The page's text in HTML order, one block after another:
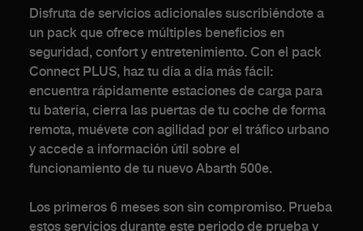
Disfruta de servicios adicionales suscribiéndote a
un pack que ofrece múltiples beneficios en
seguridad, confort y entretenimiento. Con el pack
Connect PLUS, haz tu día a día más fácil:
encuentra rápidamente estaciones de carga para
tu batería, cierra las puertas de tu coche de forma
remota, muévete con agilidad por el tráfico urbano
y accede a información útil sobre el
funcionamiento de tu nuevo Abarth 500e.
Los primeros 6 meses son sin compromiso. Prueba
estos servicios durante este periodo de prueba y